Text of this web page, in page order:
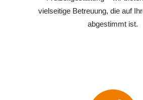
vielseitige Betreuung, die auf
abgestimmt ist.